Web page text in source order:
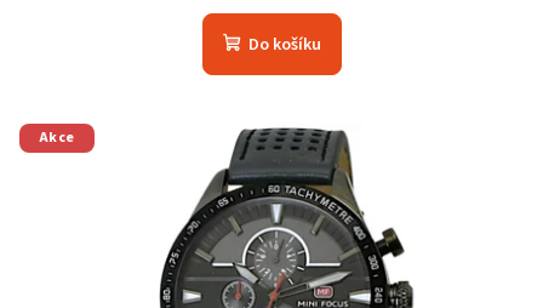
hodnocení
produktu
5
hvězdiček.
Do košíku
Akce